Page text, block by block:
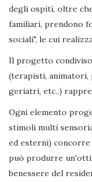
degli ospiti, oltre
familiari, prendono
sociali", le cui
Il progetto
(terapisti, animatori,
geriatri, etc..)
Ogni elemento
stimoli multi
ed esterni)
può produrre
benessere del